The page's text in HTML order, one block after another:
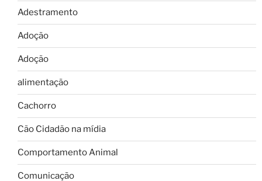
Adestramento
Adoção
Adoção
alimentação
Cachorro
Cão Cidadão na mídia
Comportamento Animal
Comunicação